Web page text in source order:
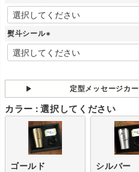
(
必
熨斗シール
(
必
)
定型メッセージカ
カラー 選択してください
ゴールド シルバー